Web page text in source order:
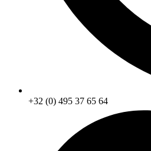
+32 (0) 495 37 65 64